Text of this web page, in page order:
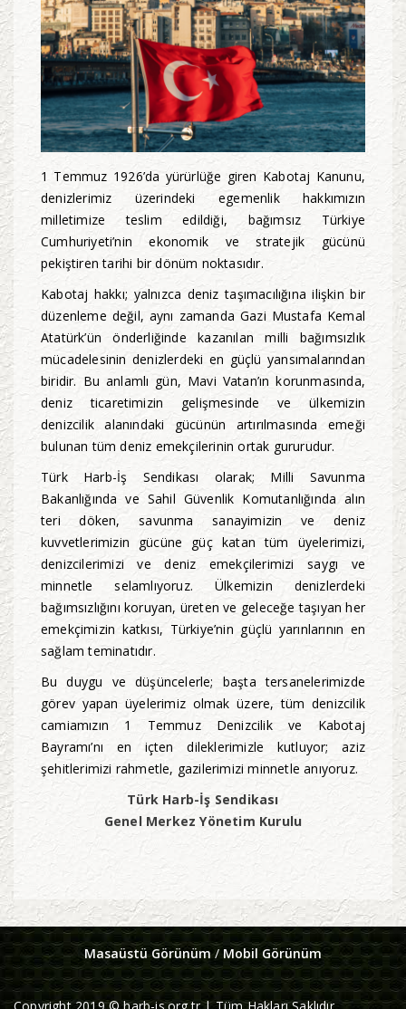
1 Temmuz 1926’da yürürlüğe giren Kabotaj Kanunu,
denizlerimiz üzerindeki egemenlik hakkımızın
milletimize teslim edildiği, bağımsız Türkiye
Cumhuriyeti’nin ekonomik ve stratejik gücünü
pekiştiren tarihi bir dönüm noktasıdır.
Kabotaj hakkı; yalnızca deniz taşımacılığına ilişkin bir
düzenleme değil, aynı zamanda Gazi Mustafa Kemal
Atatürk’ün önderliğinde kazanılan milli bağımsızlık
mücadelesinin denizlerdeki en güçlü yansımalarından
biridir. Bu anlamlı gün, Mavi Vatan’ın korunmasında,
deniz ticaretimizin gelişmesinde ve ülkemizin
denizcilik alanındaki gücünün artırılmasında emeği
bulunan tüm deniz emekçilerinin ortak gururudur.
Türk Harb-İş Sendikası olarak; Milli Savunma
Bakanlığında ve Sahil Güvenlik Komutanlığında alın
teri döken, savunma sanayimizin ve deniz
kuvvetlerimizin gücüne güç katan tüm üyelerimizi,
denizcilerimizi ve deniz emekçilerimizi saygı ve
minnetle selamlıyoruz. Ülkemizin denizlerdeki
bağımsızlığını koruyan, üreten ve geleceğe taşıyan her
emekçimizin katkısı, Türkiye’nin güçlü yarınlarının en
sağlam teminatıdır.
Bu duygu ve düşüncelerle; başta tersanelerimizde
görev yapan üyelerimiz olmak üzere, tüm denizcilik
camiamızın 1 Temmuz Denizcilik ve Kabotaj
Bayramı’nı en içten dileklerimizle kutluyor; aziz
şehitlerimizi rahmetle, gazilerimizi minnetle anıyoruz.
Türk Harb-İş Sendikası
Genel Merkez Yönetim Kurulu
Masaüstü Görünüm/ Mobil Görünüm
Copyright 2019 © harb-is.org.tr | Tüm Hakları Saklıdır.